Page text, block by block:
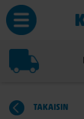
TAKAISIN